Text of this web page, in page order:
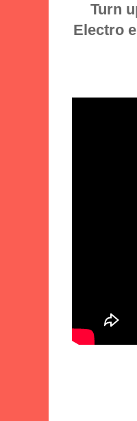
Turn
Electro